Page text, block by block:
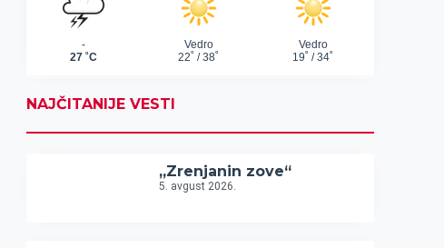
NAJČITANIJE VESTI
„Zrenjanin zove“
5. avgust 2026.